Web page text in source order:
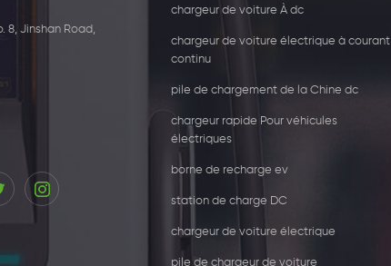
8, Jinshan Road,
chargeur de voiture À dc
chargeur de voiture électrique à courant
continu
pile de chargement de la Chine dc
chargeur rapide Pour véhicules
électriques
borne de recharge ev
station de charge DC
chargeur de voiture électrique
pile de chargeur de voiture
15W récepteur de chargeur
sans fil